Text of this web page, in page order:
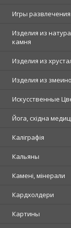
Игры развлечения
Изделия из
камня
Изделия из
Изделия из
Искусственные
Йога, східна
Каліграфія
Кальяны
Камені, мінерали
Кардхолдери
Картины